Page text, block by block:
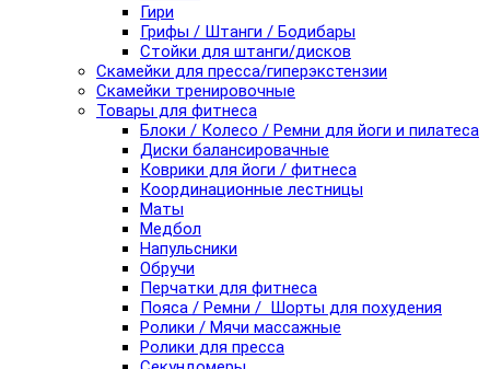
Гири
Грифы / Штанги / Бодибары
Стойки для штанги/дисков
Скамейки для пресса/гиперэкстензии
Скамейки тренировочные
Товары для фитнеса
Блоки / Колесо / Ремни для йоги и пилатеса
Диски балансировачные
Коврики для йоги / фитнеса
Координационные лестницы
Маты
Медбол
Напульсники
Обручи
Перчатки для фитнеса
Пояса / Ремни / Шорты для похудения
Ролики / Мячи массажные
Ролики для пресса